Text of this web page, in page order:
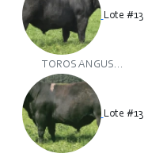
Lote #13
TOROS ANGUS...
Lote #13